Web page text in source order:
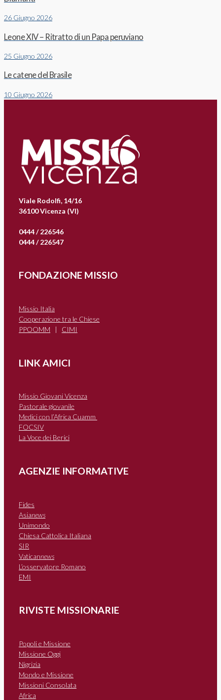
26 Giugno 2026
Leone XIV – Ritratto di un Papa peruviano
25 Giugno 2026
Le catene del Brasile
10 Giugno 2026
Viale Rodolfi, 14/16
36100 Vicenza (VI)
0444 / 226546
0444 / 226547
FONDAZIONE MISSIO
Missio Italia
Cooperazione tra le Chiese
PPOOMM | CIMI
LINK AMICI
Missio Giovani Vicenza
Pastorale giovanile
Medici con l’Africa Cuamm
FOCSIV
La Voce dei Berici
AGENZIE INFORMATIVE
Fides
Asianews
Unimondo
Chiesa Cattolica Italiana
SIR
Vaticannews
L’osservatore Romano
EMI
RIVISTE MISSIONARIE
Popoli e Missione
Missione Oggi
Nigrizia
Mondo e Missione
Missioni Consolata
Africa